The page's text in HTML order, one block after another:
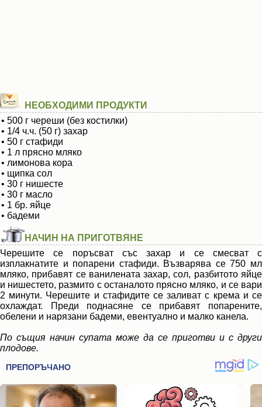
НЕОБХОДИМИ ПРОДУКТИ
• 500 г череши (без костилки)
• 1/4 ч.ч. (50 г) захар
• 50 г стафиди
• 1 л прясно мляко
• лимонова кора
• щипка сол
• 30 г нишесте
• 30 г масло
• 1 бр. яйце
• бадеми
НАЧИН НА ПРИГОТВЯНЕ
Черешите се поръсват със захар и се смесват с
изплакнатите и попарени стафиди. Възварява се 750 мл
мляко, прибавят се ванилената захар, сол, разбитото яйце
и нишестето, размито с останалото прясно мляко, и се вари
2 минути. Черешите и стафидите се заливат с крема и се
охлаждат. Преди поднасяне се прибавят попарените,
обелени и нарязани бадеми, евентуално и малко канела.
По същия начин супата може да се приготви и с други
плодове.